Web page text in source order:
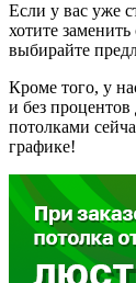
Если у вас уже
хотите
выбирайте
Кроме того, у
и без
потолками
графике!